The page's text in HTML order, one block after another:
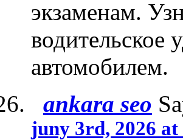
экзаменам.
водительское
автомобилем.
ankara seo
juny 3rd, 2026 at